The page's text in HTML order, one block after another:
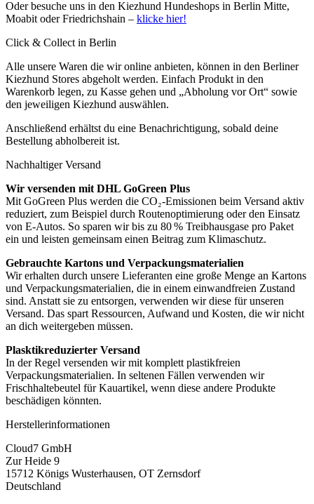
Oder besuche uns in den Kiezhund Hundeshops in Berlin Mitte,
Moabit oder Friedrichshain – klicke hier!
Click & Collect in Berlin
Alle unsere Waren die wir online anbieten, können in den Berliner
Kiezhund Stores abgeholt werden. Einfach Produkt in den
Warenkorb legen, zu Kasse gehen und „Abholung vor Ort“ sowie
den jeweiligen Kiezhund auswählen.
Anschließend erhältst du eine Benachrichtigung, sobald deine
Bestellung abholbereit ist.
Nachhaltiger Versand
Wir versenden mit DHL GoGreen Plus
Mit GoGreen Plus werden die CO₂-Emissionen beim Versand aktiv
reduziert, zum Beispiel durch Routenoptimierung oder den Einsatz
von E-Autos. So sparen wir bis zu 80 % Treibhausgase pro Paket
ein und leisten gemeinsam einen Beitrag zum Klimaschutz.
Gebrauchte Kartons und Verpackungsmaterialien
Wir erhalten durch unsere Lieferanten eine große Menge an Kartons
und Verpackungsmaterialien, die in einem einwandfreien Zustand
sind. Anstatt sie zu entsorgen, verwenden wir diese für unseren
Versand. Das spart Ressourcen, Aufwand und Kosten, die wir nicht
an dich weitergeben müssen.
Plasktikreduzierter Versand
In der Regel versenden wir mit komplett plastikfreien
Verpackungsmaterialien. In seltenen Fällen verwenden wir
Frischhaltebeutel für Kauartikel, wenn diese andere Produkte
beschädigen könnten.
Herstellerinformationen
Cloud7 GmbH
Zur Heide 9
15712 Königs Wusterhausen, OT Zernsdorf
Deutschland